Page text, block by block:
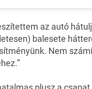
az autó
balesete
Nem